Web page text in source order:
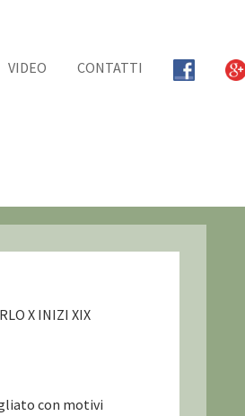
VIDEO CONTATTI
X INIZI XIX
con motivi